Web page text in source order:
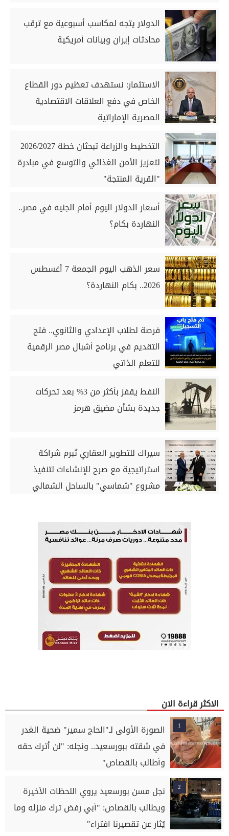
الدولار يتجه لمكاسب أسبوعية مع ترقب
محادثات إيران وبيانات أمريكية
الاستثمار: نستهدف تعظيم دور القطاع
الخاص في دفع العلاقات الاقتصادية
المصرية الإماراتية
التخطيط والزراعة تبحثان خطة 2026/2027
لتعزيز الأمن الغذائي والتوسع في مبادرة
"القرية المنتجة"
أسعار الدولار اليوم أمام الجنيه في مصر..
النهاردة بكام؟
سعر الذهب اليوم الجمعة 7 أغسطس
2026.. بكام النهاردة؟
فرصة لطلاب الإعدادي والثانوي.. فتح
التقديم في برنامج أشبال مصر الرقمية
للتعلم الذاتي
النفط يقفز بأكثر من 3% بعد تحركات
جديدة بشأن مضيق هرمز
سيراك للتطوير العقاري تُبرم شراكة
استراتيجية مع صرح للإنشاءات لتنفيذ
مشروع "شماسي" بالساحل الشمالي
الاكثر قراءة الان
1
الصورة الأولى لـ"الحاج سمير" ضحية الغدر
في شقته ببورسعيد.. ونجله: "لن أترك حقه
وأطالب بالقصاص"
2
نجل مسن بورسعيد يروي اللحظات الأخيرة
ويطالب بالقصاص: "أبي رفض ترك منزله وما
يُثار عن تقصيرنا افتراء"